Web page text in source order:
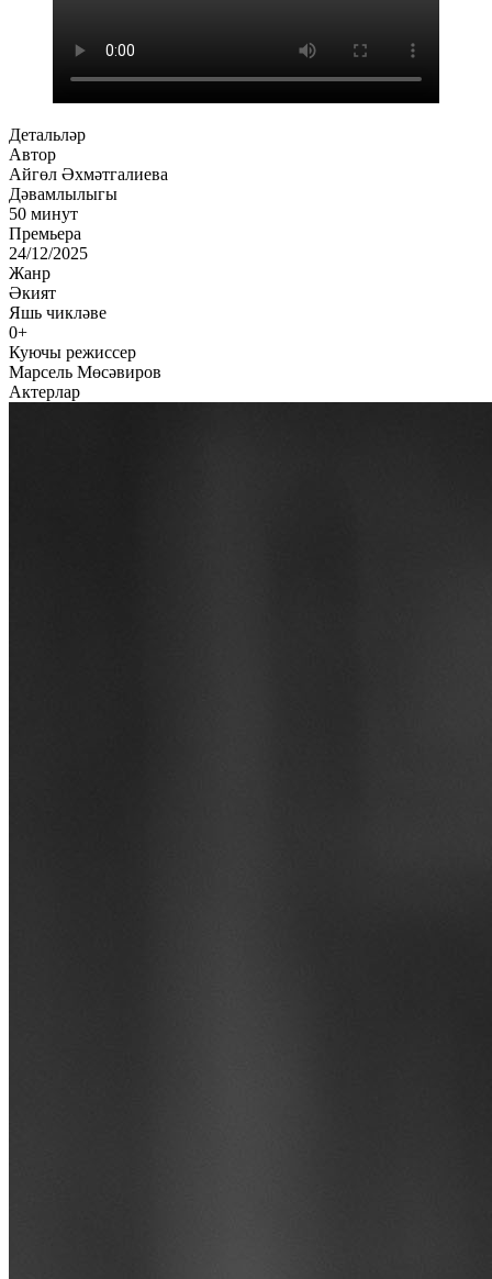
Детальләр
Автор
Айгөл Әхмәтгалиева
Дәвамлылыгы
50 минут
Премьера
24/12/2025
Жанр
Әкият
Яшь чикләве
0+
Куючы режиссер
Марсель Мөсәвиров
Актерлар